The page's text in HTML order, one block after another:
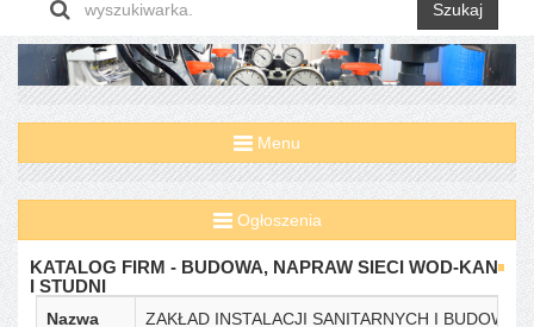
Szukaj
Menu
Ogłoszenia
KATALOG FIRM - BUDOWA, NAPRAW SIECI WOD-KAN
I STUDNI
Nazwa ZAKŁAD INSTALACJI SANITARNYCH I